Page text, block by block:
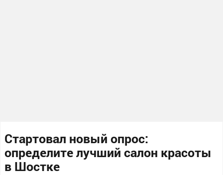
Стартовал новый опрос:
определите лучший салон красоты
в Шостке